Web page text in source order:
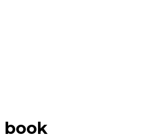
book